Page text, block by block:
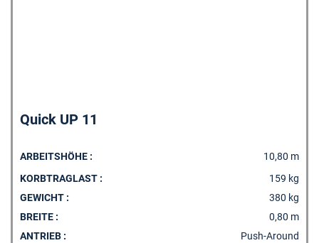
Quick UP 11
ARBEITSHÖHE :
10,80 m
KORBTRAGLAST :
159 kg
GEWICHT :
380 kg
BREITE :
0,80 m
ANTRIEB :
Push-Around